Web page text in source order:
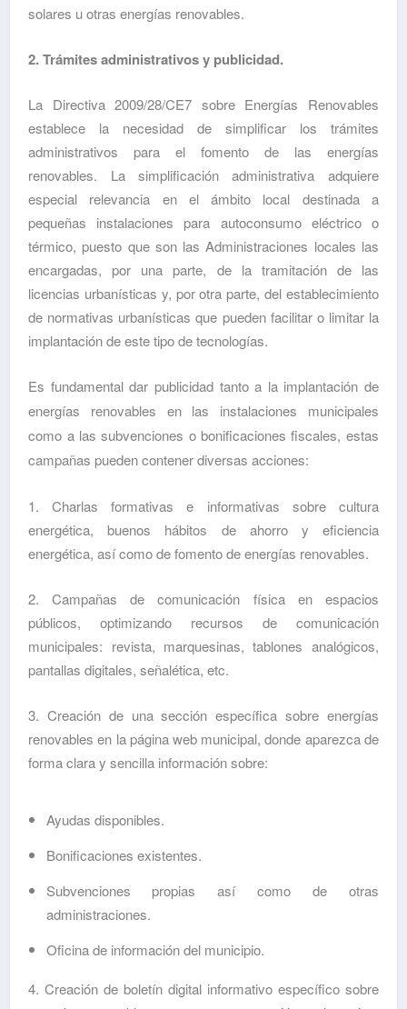
solares u otras energías renovables.
2. Trámites administrativos y publicidad.
La Directiva 2009/28/CE7 sobre Energías Renovables
establece la necesidad de simplificar los trámites
administrativos para el fomento de las energías
renovables. La simplificación administrativa adquiere
especial relevancia en el ámbito local destinada a
pequeñas instalaciones para autoconsumo eléctrico o
térmico, puesto que son las Administraciones locales las
encargadas, por una parte, de la tramitación de las
licencias urbanísticas y, por otra parte, del establecimiento
de normativas urbanísticas que pueden facilitar o limitar la
implantación de este tipo de tecnologías.
Es fundamental dar publicidad tanto a la implantación de
energías renovables en las instalaciones municipales
como a las subvenciones o bonificaciones fiscales, estas
campañas pueden contener diversas acciones:
1. Charlas formativas e informativas sobre cultura
energética, buenos hábitos de ahorro y eficiencia
energética, así como de fomento de energías renovables.
2. Campañas de comunicación física en espacios
públicos, optimizando recursos de comunicación
municipales: revista, marquesinas, tablones analógicos,
pantallas digitales, señalética, etc.
3. Creación de una sección específica sobre energías
renovables en la página web municipal, donde aparezca de
forma clara y sencilla información sobre:
Ayudas disponibles.
Bonificaciones existentes.
Subvenciones propias así como de otras
administraciones.
Oficina de información del municipio.
4. Creación de boletín digital informativo específico sobre